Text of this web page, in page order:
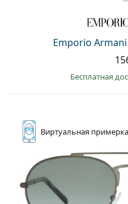
Emporio Armani
Бесплатная
Виртуальная примерка